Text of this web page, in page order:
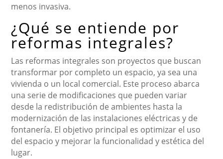
menos invasiva.
¿Qué se entiende por
reformas integrales?
Las reformas integrales son proyectos que buscan
transformar por completo un espacio, ya sea una
vivienda o un local comercial. Este proceso abarca
una serie de modificaciones que pueden variar
desde la redistribución de ambientes hasta la
modernización de las instalaciones eléctricas y de
fontanería. El objetivo principal es optimizar el uso
del espacio y mejorar la funcionalidad y estética del
lugar.